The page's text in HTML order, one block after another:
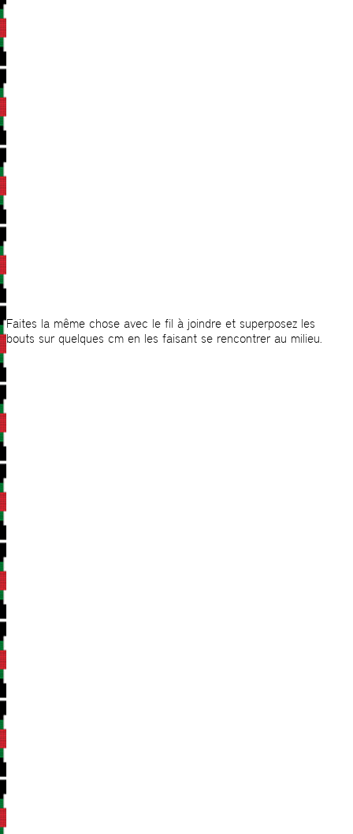
Faites la même chose avec le fil à joindre et superposez les
bouts sur quelques cm en les faisant se rencontrer au milieu.